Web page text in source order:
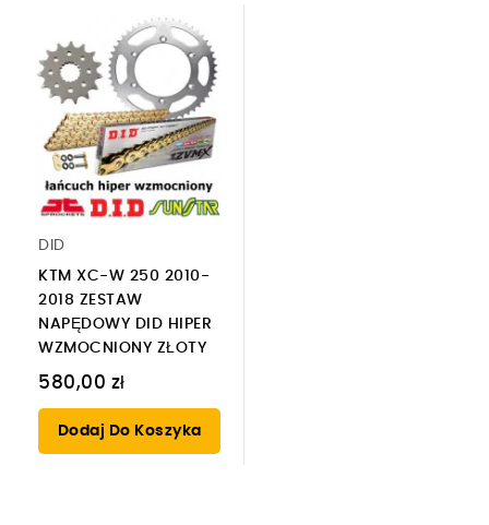
DID
KTM XC-W 250 2010-
2018 ZESTAW
NAPĘDOWY DID HIPER
WZMOCNIONY ZŁOTY
580,00 zł
Dodaj Do Koszyka